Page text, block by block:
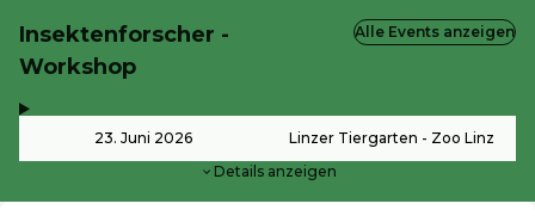
Insektenforscher -
Workshop
23. Juni 2026 Linzer Tiergarten - Zoo Linz
Details anzeigen
Alle Events anzeigen